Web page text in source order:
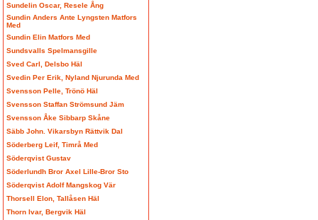
Sundelin Oscar, Resele Ång
Sundin Anders Ante Lyngsten Matfors
Med
Sundin Elin Matfors Med
Sundsvalls Spelmansgille
Sved Carl, Delsbo Häl
Svedin Per Erik, Nyland Njurunda Med
Svensson Pelle, Trönö Häl
Svensson Staffan Strömsund Jäm
Svensson Åke Sibbarp Skåne
Säbb John. Vikarsbyn Rättvik Dal
Söderberg Leif, Timrå Med
Söderqvist Gustav
Söderlundh Bror Axel Lille-Bror Sto
Söderqvist Adolf Mangskog Vär
Thorsell Elon, Tallåsen Häl
Thorn Ivar, Bergvik Häl